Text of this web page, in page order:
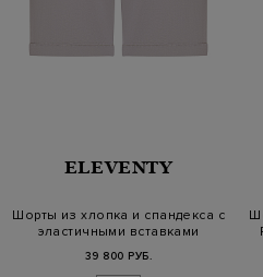
ELEVENTY
Шорты из хлопка и спандекса с
эластичными вставками
39 800 РУБ.